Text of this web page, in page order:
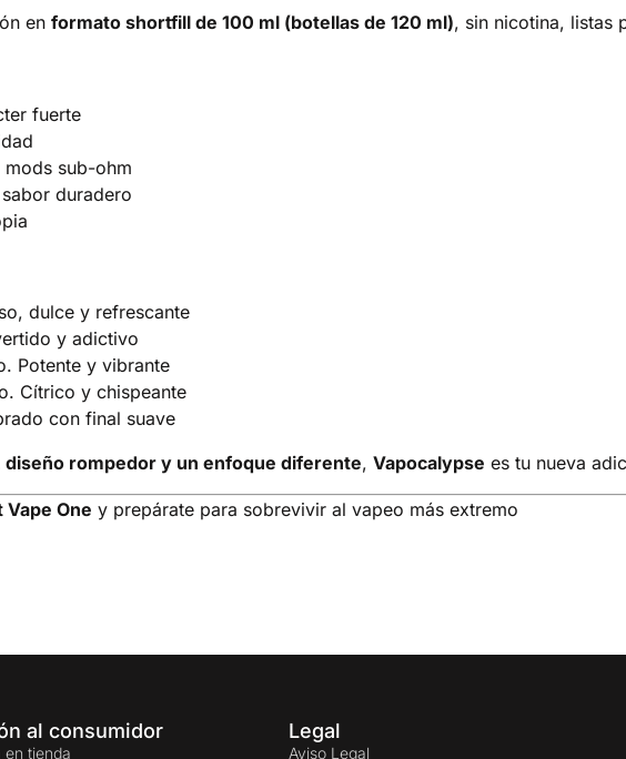
en formato shortfill de 100 ml (botellas de 120 ml), sin nicotina, listas
fuerte
sub-ohm
duradero
dulce y refrescante
y adictivo
Potente y vibrante
Cítrico y chispeante
con final suave
rompedor y un enfoque diferente, Vapocalypse es tu nueva
One y prepárate para sobrevivir al vapeo más extremo
al consumidor
en tienda
Legal
Aviso Legal